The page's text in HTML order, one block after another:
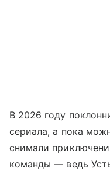
В 2026 году
сериала, а пока
снимали
команды — ведь